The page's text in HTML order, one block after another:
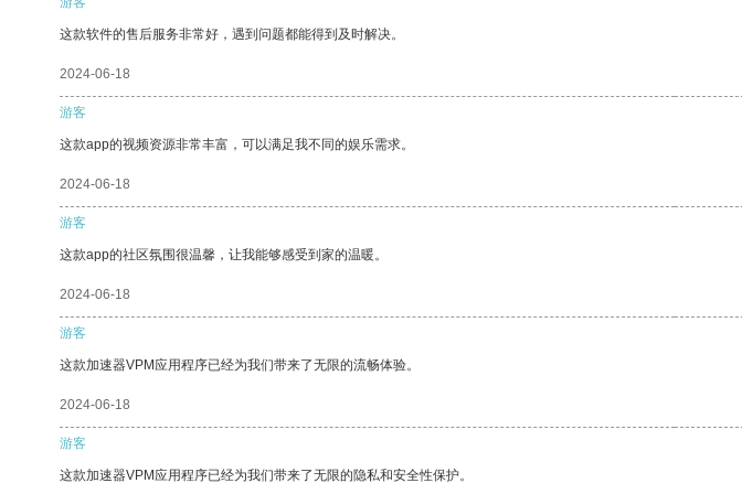
这款软件的售后服务非常好，遇到问题都能得到及时解决。
2024-06-18
游客
这款app的视频资源非常丰富，可以满足我不同的娱乐需求。
2024-06-18
游客
这款app的社区氛围很温馨，让我能够感受到家的温暖。
2024-06-18
游客
这款加速器VPM应用程序已经为我们带来了无限的流畅体验。
2024-06-18
游客
这款加速器VPM应用程序已经为我们带来了无限的隐私和安全性保护。